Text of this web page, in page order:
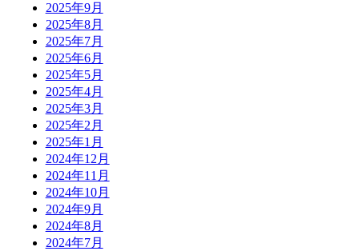
2025年9月
2025年8月
2025年7月
2025年6月
2025年5月
2025年4月
2025年3月
2025年2月
2025年1月
2024年12月
2024年11月
2024年10月
2024年9月
2024年8月
2024年7月